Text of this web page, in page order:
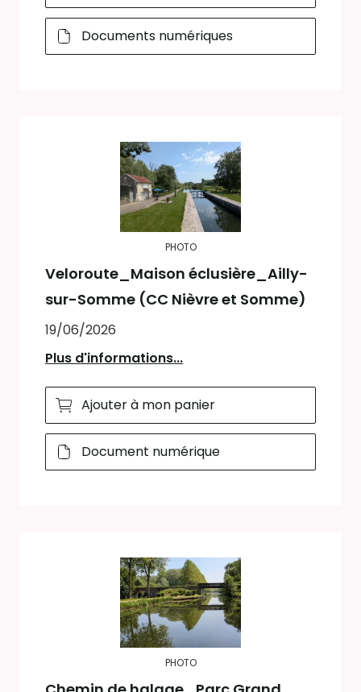
Documents numériques
PHOTO
Veloroute_Maison éclusière_Ailly-
sur-Somme (CC Nièvre et Somme)
19/06/2026
Plus d'informations...
Ajouter à mon panier
Document numérique
PHOTO